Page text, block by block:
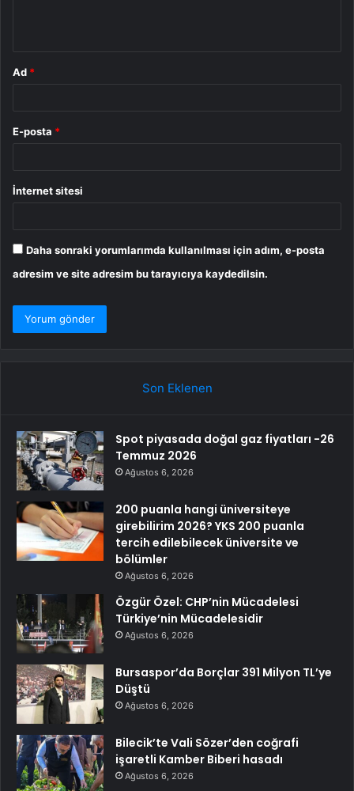
Ad *
E-posta *
İnternet sitesi
Daha sonraki yorumlarımda kullanılması için adım, e-posta
adresim ve site adresim bu tarayıcıya kaydedilsin.
Son Eklenen
Spot piyasada doğal gaz fiyatları -26
Temmuz 2026
Ağustos 6, 2026
200 puanla hangi üniversiteye
girebilirim 2026? YKS 200 puanla
tercih edilebilecek üniversite ve
bölümler
Ağustos 6, 2026
Özgür Özel: CHP’nin Mücadelesi
Türkiye’nin Mücadelesidir
Ağustos 6, 2026
Bursaspor’da Borçlar 391 Milyon TL’ye
Düştü
Ağustos 6, 2026
Bilecik’te Vali Sözer’den coğrafi
işaretli Kamber Biberi hasadı
Ağustos 6, 2026